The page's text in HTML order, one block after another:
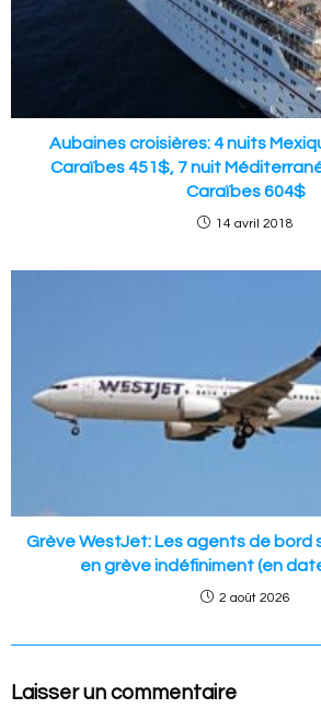
Aubaines croisières: 4 nuits
Caraïbes 451$, 7 nuit
Caraïbes 604$
14 avril 2018
Grève WestJet: Les agents de bord
en grève indéfiniment (en
2 août 2026
Laisser un commentaire